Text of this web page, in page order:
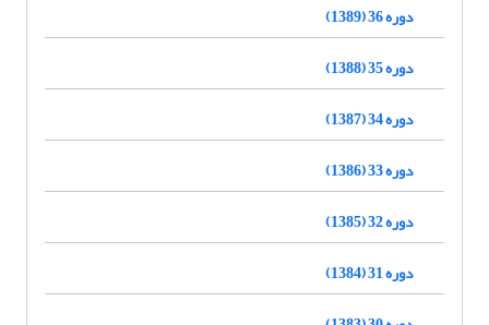
دوره 36 (1389)
دوره 35 (1388)
دوره 34 (1387)
دوره 33 (1386)
دوره 32 (1385)
دوره 31 (1384)